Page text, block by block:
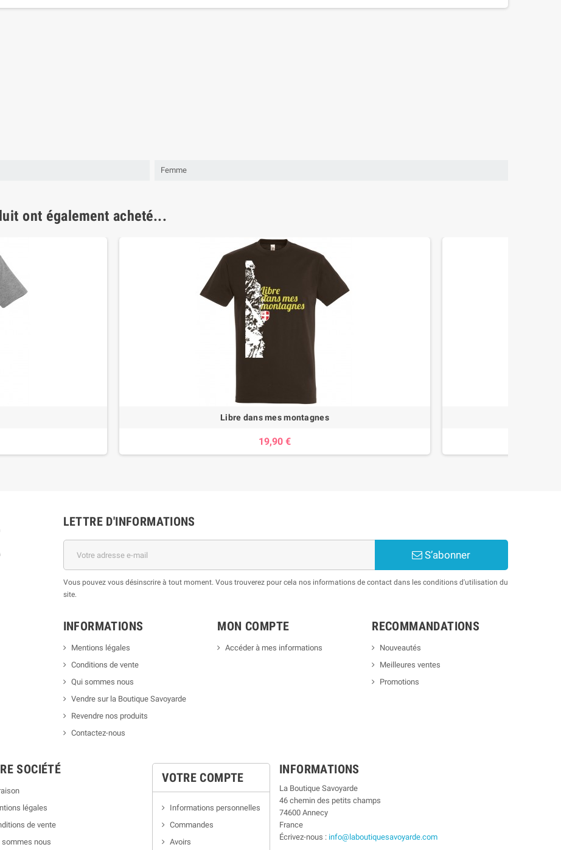
Femme
ont également acheté...
Libre dans mes montagnes
19,90 €
LETTRE D'INFORMATIONS
S’abonner
Vous pouvez vous désinscrire à tout moment. Vous trouverez pour cela nos informations de contact dans les conditions d'utilisation du
site.
INFORMATIONS
Mentions légales
Conditions de vente
Qui sommes nous
Vendre sur la Boutique Savoyarde
Revendre nos produits
Contactez-nous
MON COMPTE
Accéder à mes informations
RECOMMANDATIONS
Nouveautés
Meilleures ventes
Promotions
SOCIÉTÉ
légales
de vente
sommes nous
VOTRE COMPTE
Informations personnelles
Commandes
Avoirs
INFORMATIONS
La Boutique Savoyarde
46 chemin des petits champs
74600 Annecy
France
Écrivez-nous : info@laboutiquesavoyarde.com